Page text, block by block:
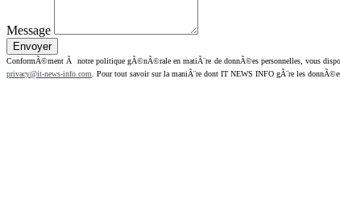
Message
ConformÃ©ment Ã notre politique gÃ©nÃ©rale en matiÃ¨re de donnÃ©es personnelles, vous
privacy@it-news-info.com . Pour tout savoir sur la maniÃ¨re dont IT NEWS INFO gÃ¨re les